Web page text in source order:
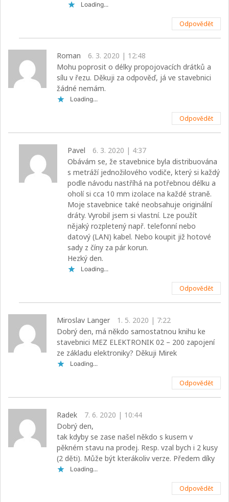
Loading...
Odpovědět
Roman
6. 3. 2020 | 12:48
Mohu poprosit o délky propojovacích drátků a
sílu v řezu. Děkuji za odpověď, já ve stavebnici
žádné nemám.
Loading...
Odpovědět
Pavel
6. 3. 2020 | 4:37
Obávám se, že stavebnice byla distribuována
s metráží jednožilového vodiče, který si každý
podle návodu nastříhá na potřebnou délku a
oholí si cca 10 mm izolace na každé straně.
Moje stavebnice také neobsahuje originální
dráty. Vyrobil jsem si vlastní. Lze použít
nějaký rozpletený např. telefonní nebo
datový (LAN) kabel. Nebo koupit již hotové
sady z číny za pár korun.
Hezký den.
Loading...
Odpovědět
Miroslav Langer
1. 5. 2020 | 7:22
Dobrý den, má někdo samostatnou knihu ke
stavebnici MEZ ELEKTRONIK 02 – 200 zapojení
ze základu elektroniky? Děkuji Mirek
Loading...
Odpovědět
Radek
7. 6. 2020 | 10:44
Dobrý den,
tak kdyby se zase našel někdo s kusem v
pěkném stavu na prodej. Resp. vzal bych i 2 kusy
(2 děti). Může být kterákoliv verze. Předem díky
Loading...
Odpovědět